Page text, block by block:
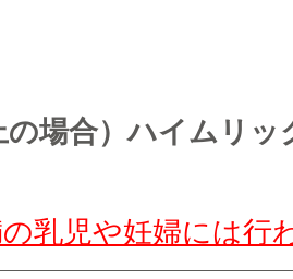
の場合）ハイムリッ
の乳児や妊婦には行